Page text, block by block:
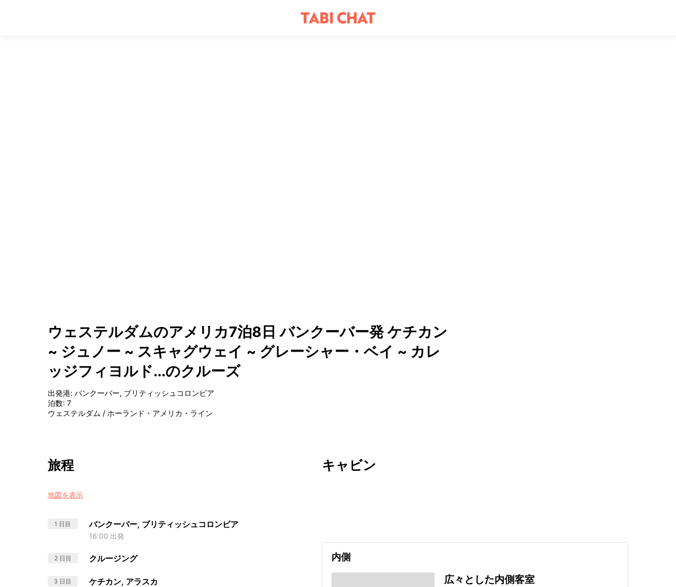
ウェステルダムのアメリカ7泊8日 バンクーバー発 ケチカン
~ ジュノー ~ スキャグウェイ ~ グレーシャー・ベイ ~ カレ
ッジフィヨルド...のクルーズ
出発港: バンクーバー, ブリティッシュコロンビア
泊数: 7
ウェステルダム / ホーランド・アメリカ・ライン
旅程
地図を表示
1 日目 バンクーバー, ブリティッシュコロンビア
16:00 出発
2 日目 クルージング
3 日目 ケチカン, アラスカ
キャビン
内側
広々とした内側客室